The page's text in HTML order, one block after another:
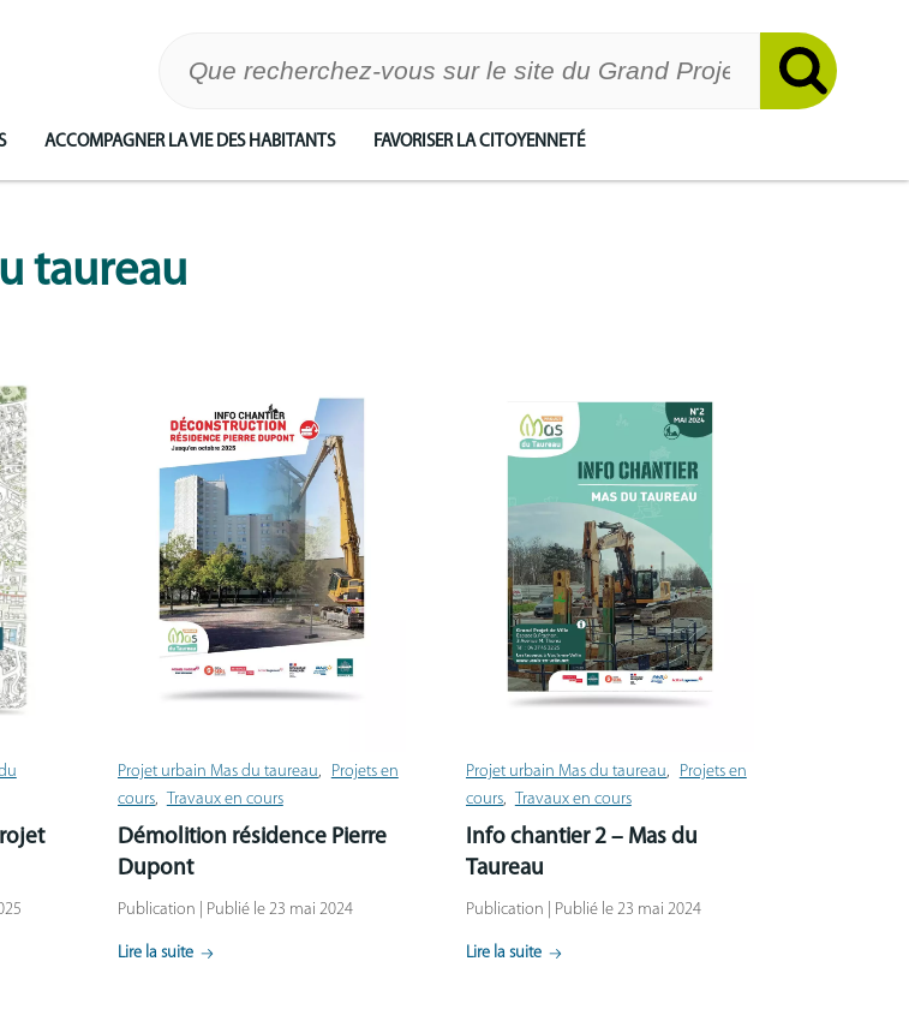
ACCOMPAGNER LA VIE DES HABITANTS FAVORISER LA CITOYENNETÉ
taureau
Projet urbain Mas du taureau
Projets en
cours
Travaux en cours
Démolition résidence Pierre
Dupont
Publication | Publié le 23 mai 2024
Lire la suite
Projet urbain Mas du taureau
Projets en
cours
Travaux en cours
Info chantier 2 – Mas du
Taureau
Publication | Publié le 23 mai 2024
Lire la suite